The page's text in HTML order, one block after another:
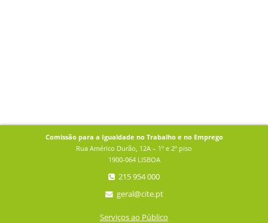
Comissão para a Igualdade no Trabalho e no Emprego
Rua Américo Durão, 12A – 1º e 2º piso
1900-064 LISBOA
215 954 000
geral@cite.pt
Serviços ao Público